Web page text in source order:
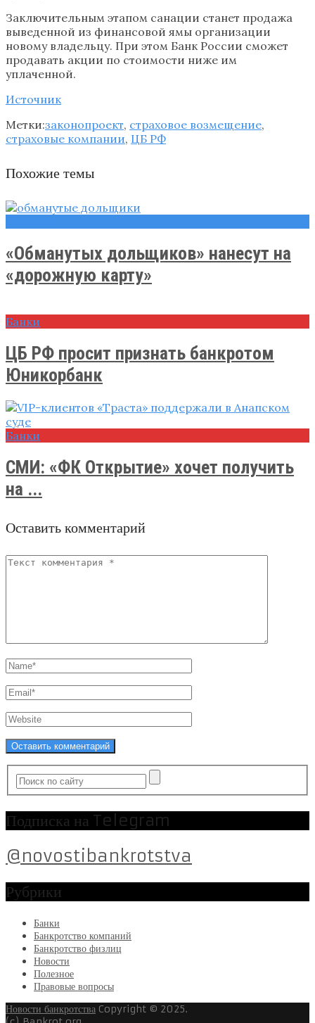
Заключительным этапом санации станет продажа
выведенной из финансовой ямы организации
новому владельцу. При этом Банк России сможет
продавать акции по стоимости ниже им
уплаченной.
Источник
Метки:законопроект, страховое возмещение,
страховые компании, ЦБ РФ
Похожие темы
«Обманутых дольщиков» нанесут на
«дорожную карту»
Банки
ЦБ РФ просит признать банкротом
Юникорбанк
Банки
СМИ: «ФК Открытие» хочет получить
на ...
Оставить комментарий
Подписка на Telegram
@novostibankrotstva
Рубрики
Банки
Банкротство компаний
Банкротство физлиц
Новости
Полезное
Правовые вопросы
Новости банкротства Copyright © 2025.